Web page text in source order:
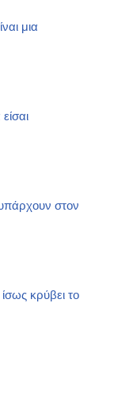
μια
στον
κρύβει το